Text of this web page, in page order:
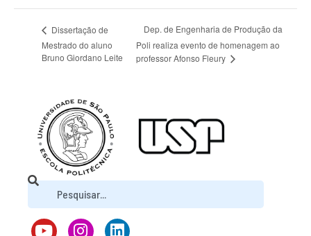
Dissertação de
Mestrado do aluno
Bruno Giordano Leite
Dep. de Engenharia de Produção da
Poli realiza evento de homenagem ao
professor Afonso Fleury